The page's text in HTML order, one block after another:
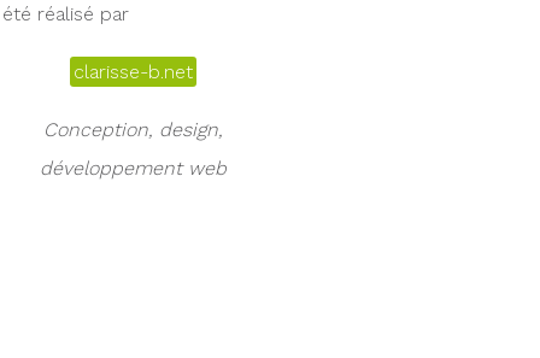
été réalisé par
clarisse-b.net
Conception, design,
développement web